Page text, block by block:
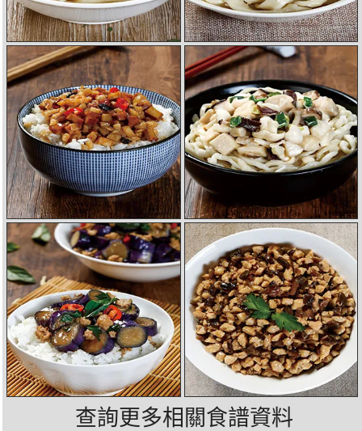
查詢更多相關食譜資料